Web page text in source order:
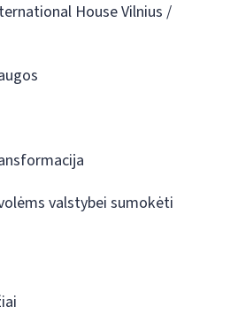
House Vilnius /
valstybei sumokėti